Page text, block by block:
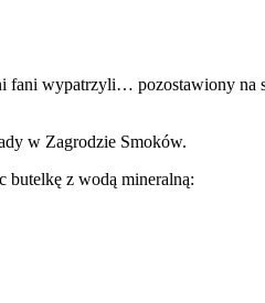
wypatrzyli… pozostawiony
w Zagrodzie Smoków.
butelkę z wodą mineralną: